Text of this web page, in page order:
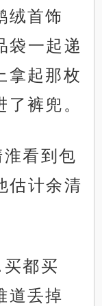
绒首饰
袋一起递
拿起那枚
裤兜。
看到包
估计余清
都买
道丢掉